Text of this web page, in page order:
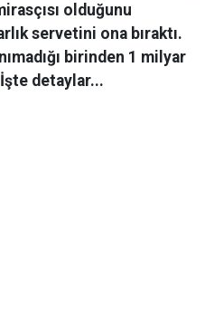
olduğunu
servetini ona bıraktı.
birinden 1 milyar
detaylar...